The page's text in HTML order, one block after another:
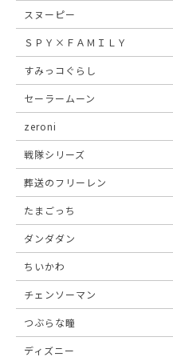
スヌーピー
ＳＰＹ×ＦＡＭＩＬＹ
すみっコぐらし
セーラームーン
zeroni
戦隊シリーズ
葬送のフリーレン
たまごっち
ダンダダン
ちいかわ
チェンソーマン
つぶらな瞳
ディズニー